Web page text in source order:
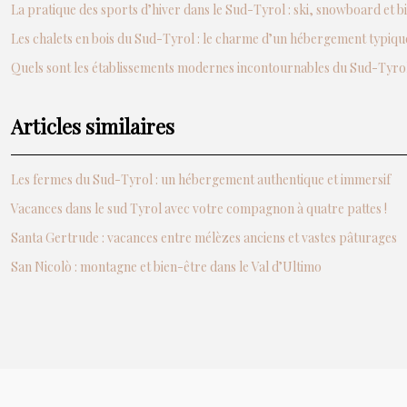
La pratique des sports d’hiver dans le Sud-Tyrol : ski, snowboard et
Les chalets en bois du Sud-Tyrol : le charme d’un hébergement
Quels sont les établissements modernes incontournables du Sud-
Articles similaires
Les fermes du Sud-Tyrol : un hébergement authentique et immersif
Vacances dans le sud Tyrol avec votre compagnon à quatre pattes !
Santa Gertrude : vacances entre mélèzes anciens et vastes pâturages
San Nicolò : montagne et bien-être dans le Val d’Ultimo